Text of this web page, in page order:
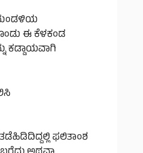
ಮಂಡಳಿಯ
ಈ ಕೆಳಕಂಡ
ಕಡ್ಡಾಯವಾಗಿ
ಫಲಿತಾಂಶ